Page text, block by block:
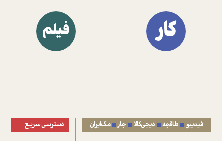
کار فیلم
فیدیبو طاقچه دیجی‌کالا جار مگ‌ایران دسترسی سریع